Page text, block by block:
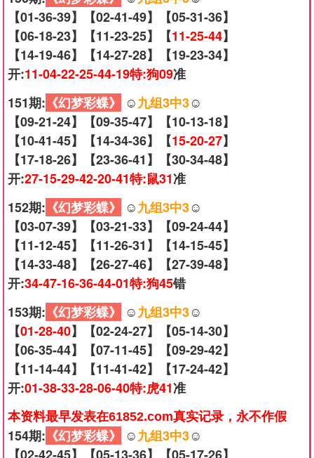
【01-36-39】【02-41-49】【05-31-36】
【06-18-23】【11-23-25】【11-25-44】
【14-19-46】【14-27-28】【19-23-34】
开:11-04-22-25-44-19特:狗09准
151期: 《幻梦彩蝶》 ☺️九组3中3☺️
【09-21-24】【09-35-47】【10-13-18】
【10-41-45】【14-34-36】【15-20-27】
【17-18-26】【23-36-41】【30-34-48】
开:27-15-29-42-20-41特:鼠31准
152期: 《幻梦彩蝶》 ☺️九组3中3☺️
【03-07-39】【03-21-33】【09-24-44】
【11-12-45】【11-26-31】【14-15-45】
【14-33-48】【26-27-46】【27-39-48】
开:34-47-16-36-44-01特:狗45错
153期: 《幻梦彩蝶》 ☺️九组3中3☺️
【01-28-40】【02-24-27】【05-14-30】
【06-35-44】【07-11-45】【09-29-42】
【11-14-44】【11-41-42】【17-24-42】
开:01-38-33-28-06-40特:虎41准
本资料最早发表在61852.com真实记录，永不作假
154期: 《幻梦彩蝶》 ☺️九组3中3☺️